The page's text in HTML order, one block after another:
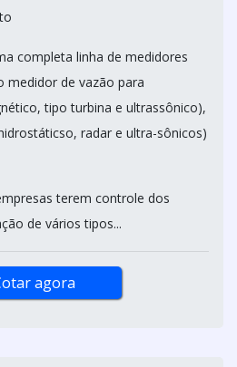
completa linha de medidores
medidor de vazão para
tipo turbina e ultrassônico),
radar e ultra-sônicos)
terem controle dos
de vários tipos...
agora